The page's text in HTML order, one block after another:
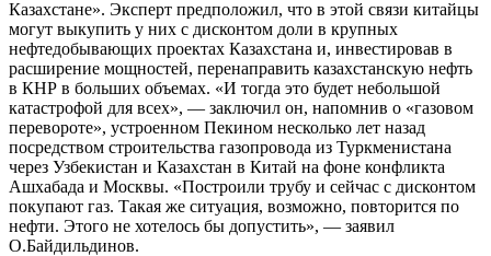
Казахстане». Эксперт предположил, что в этой связи китайцы
могут выкупить у них с дисконтом доли в крупных
нефтедобывающих проектах Казахстана и, инвестировав в
расширение мощностей, перенаправить казахстанскую нефть
в КНР в больших объемах. «И тогда это будет небольшой
катастрофой для всех», — заключил он, напомнив о «газовом
перевороте», устроенном Пекином несколько лет назад
посредством строительства газопровода из Туркменистана
через Узбекистан и Казахстан в Китай на фоне конфликта
Ашхабада и Москвы. «Построили трубу и сейчас с дисконтом
покупают газ. Такая же ситуация, возможно, повторится по
нефти. Этого не хотелось бы допустить», — заявил
О.Байдильдинов.